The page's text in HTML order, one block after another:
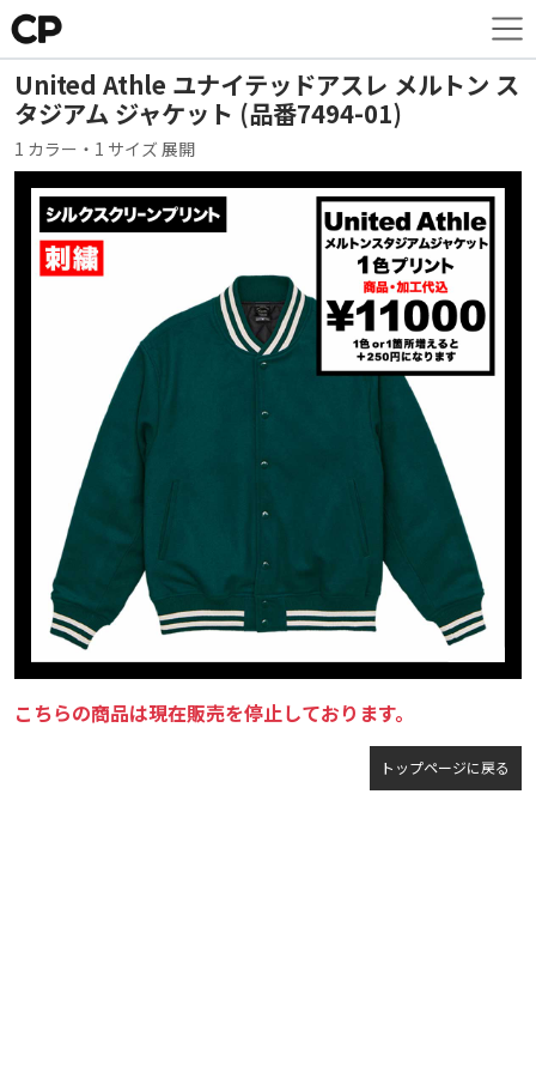
United Athle ユナイテッドアスレ メルトン ス
タジアム ジャケット (品番7494-01)
1 カラー・1 サイズ 展開
こちらの商品は現在販売を停止しております。
トップページに戻る